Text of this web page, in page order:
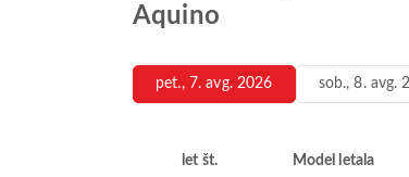
Aquino
pet., 7. avg. 2026 sob., 8. avg.
let št. Model letala